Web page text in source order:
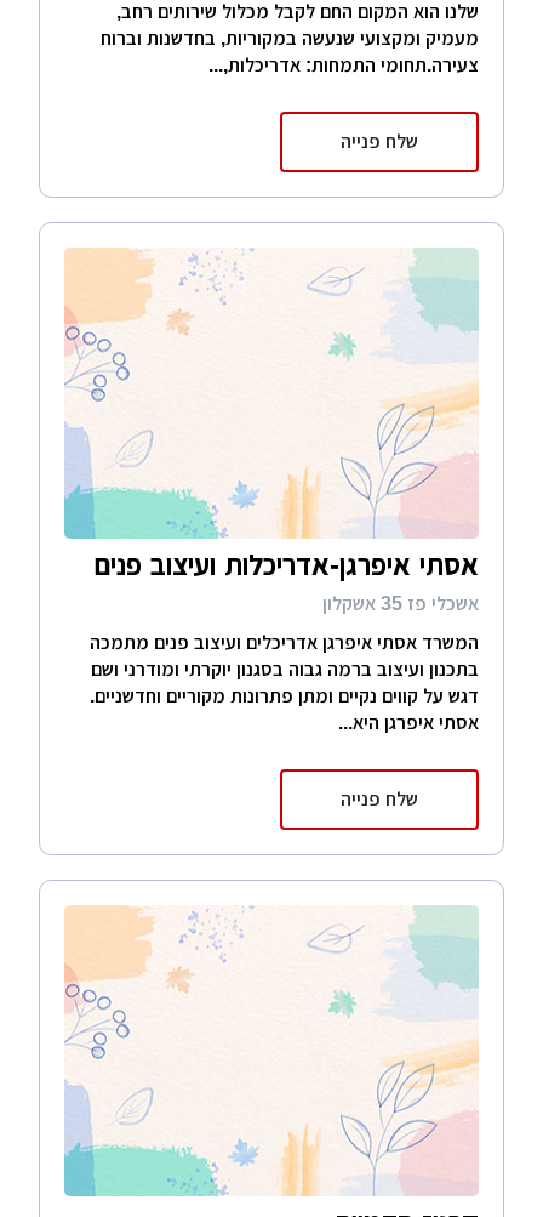
שלנו הוא המקום החם לקבל מכלול שירותים רחב,
מעמיק ומקצועי שנעשה במקוריות, בחדשנות וברוח
צעירה.תחומי התמחות: אדריכלות,...
שלח פנייה
אסתי איפרגן-אדריכלות ועיצוב פנים
אשכלי פז 35 אשקלון
המשרד אסתי איפרגן אדריכלים ועיצוב פנים מתמכה
בתכנון ועיצוב ברמה גבוה בסגנון יוקרתי ומודרני ושם
דגש על קווים נקיים ומתן פתרונות מקוריים וחדשניים.
אסתי איפרגן היא...
שלח פנייה